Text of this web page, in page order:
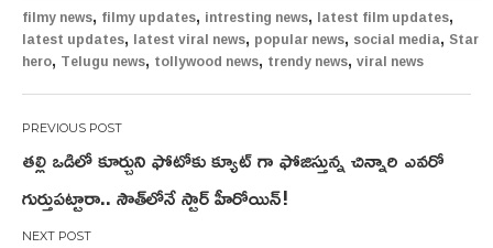
filmy news, filmy updates, intresting news, latest film updates,
latest updates, latest viral news, popular news, social media, Star
hero, Telugu news, tollywood news, trendy news, viral news
Post
navigation
త‌ల్లి ఒడిలో కూర్చుని ఫోటోకు క్యూట్ గా ఫోజిస్తున్న చిన్నారి ఎవ‌రో
గుర్తుప‌ట్టారా.. సౌత్‌లోనే స్టార్ హీరోయిన్‌!